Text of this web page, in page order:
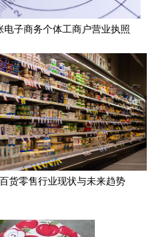
电子商务个体工商户营业执照
货零售行业现状与未来趋势